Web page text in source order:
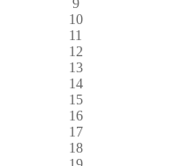
10
11
12
13
14
15
16
17
18